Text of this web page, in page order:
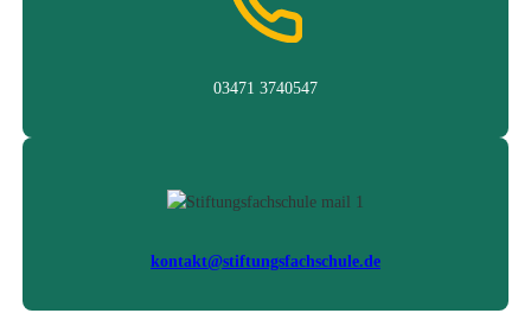
03471 3740547
kontakt@stiftungsfachschule.de